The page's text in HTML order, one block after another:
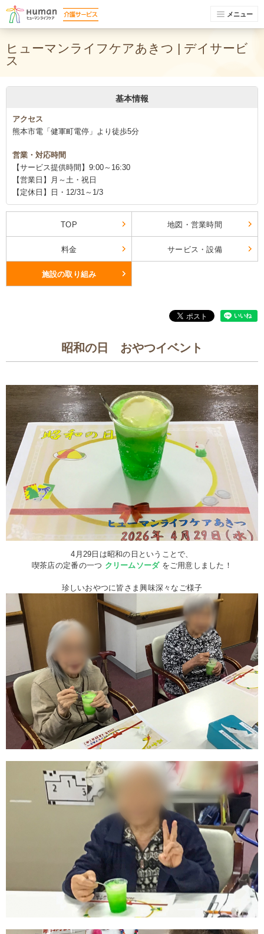
メニュー
ヒューマンライフケアあきつ | デイサービ
ス
基本情報
アクセス
熊本市電「健軍町電停」より徒歩5分
営業・対応時間
【サービス提供時間】9:00～16:30
【営業日】月～土・祝日
【定休日】日・12/31～1/3
TOP 地図・営業時間
料金 サービス・設備
施設の取り組み
昭和の日 おやつイベント
4月29日は昭和の日ということで、
喫茶店の定番の一つ クリームソーダをご用意しました！
珍しいおやつに皆さま興味深々なご様子